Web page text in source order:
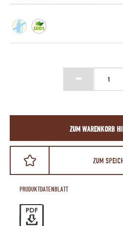
ZUM WARENKORB
ZUM
PRODUKTDATENBLATT